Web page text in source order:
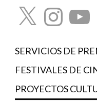
X InstagramYouTube
SERVICIOS DE
FESTIVALES DE
PROYECTOS